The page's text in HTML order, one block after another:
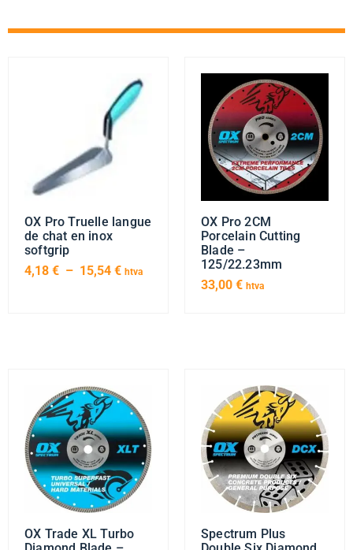
OX Pro Truelle langue
de chat en inox
softgrip
4,18 € – 15,54 € htva
OX Pro 2CM
Porcelain Cutting
Blade –
125/22.23mm
33,00 € htva
OX Trade XL Turbo
Spectrum Plus